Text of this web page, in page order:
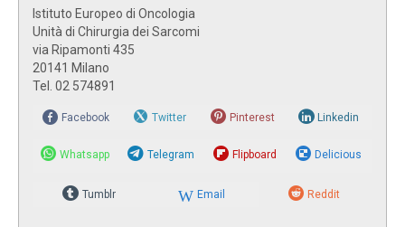
Istituto Europeo di Oncologia
Unità di Chirurgia dei Sarcomi
via Ripamonti 435
20141 Milano
Tel. 02 574891
Facebook Twitter Pinterest Linkedin
Whatsapp Telegram Flipboard Delicious
Tumblr Email Reddit